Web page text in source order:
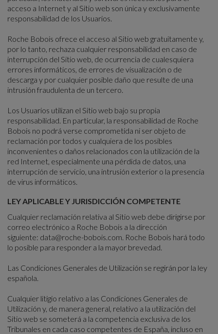
acceso a Internet y al Sitio web son única y exclusivamente
responsabilidad de los Usuarios.
Roche Bobois ofrece el acceso al Sitio web gratuitamente y,
por lo tanto, rechaza cualquier responsabilidad en caso de
interrupción del Sitio web, de ocurrencia de cualesquiera
errores informáticos, de errores de visualización o de
descarga y por cualquier posible daño que resulte de una
intrusión fraudulenta de un tercero.
Los Usuarios utilizan el Sitio web bajo su propia
responsabilidad. En particular, la responsabilidad de Roche
Bobois no podrá verse comprometida ni ser objeto de
reclamación por todos y cualquiera de los posibles
inconvenientes o daños relacionados con la utilización de la
red Internet, especialmente una pérdida de datos, una
interrupción de servicio, una intrusión exterior o la presencia
de virus informáticos.
LEY APLICABLE Y JURISDICCIÓN COMPETENTE
Cualquier reclamación relativa al Sitio web debe dirigirse por
correo electrónico a Roche Bobois a la dirección
siguiente: data@roche-bobois.com. Roche Bobois hará todo
lo posible para responder a la mayor brevedad.
Las Condiciones Generales de Utilización se regirán por la ley
española.
Cualquier litigio relativo a las Condiciones Generales de
Utilización y, de manera general, relativo a la utilización del
Sitio web se someterá a la competencia exclusiva de los
Tribunales en cada caso competentes de España, incluso en